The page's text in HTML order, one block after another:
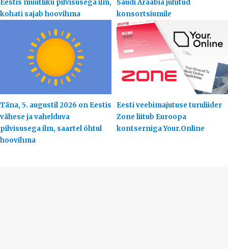
Eestis muutliku pilvisusega ilm,
kohati sajab hoovihma
Saudi Araabia juhitud
konsortsiumile
Täna, 5. augustil 2026 on Eestis
vähese ja vahelduva
pilvisusega ilm, saartel õhtul
hoovihma
Eesti veebimajutuse turuliider
Zone liitub Euroopa
kontserniga Your.Online